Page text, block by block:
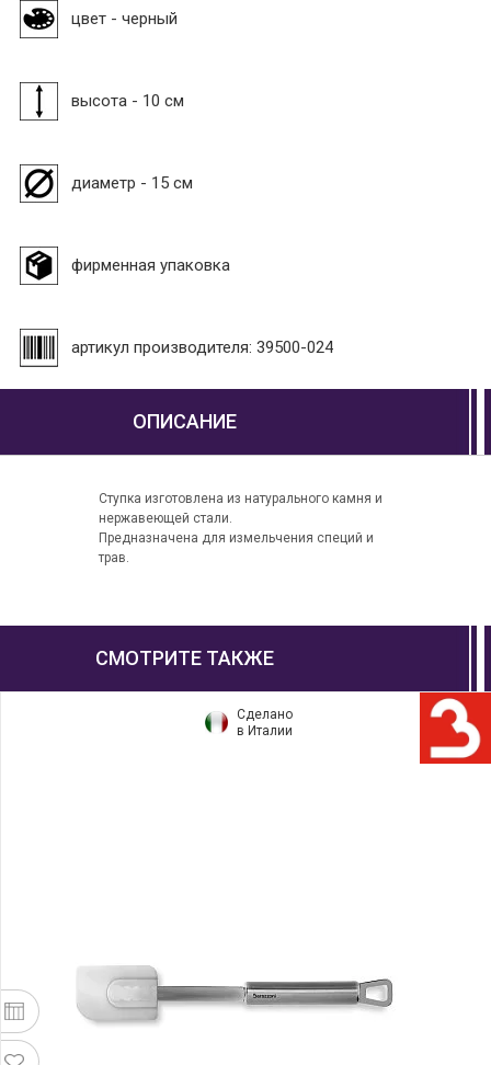
цвет - черный
высота - 10 см
диаметр - 15 см
фирменная упаковка
артикул производителя: 39500-024
ОПИСАНИЕ
Ступка изготовлена из натурального камня и
нержавеющей стали.
Предназначена для измельчения специй и
трав.
СМОТРИТЕ ТАКЖЕ
Сделано
в Италии